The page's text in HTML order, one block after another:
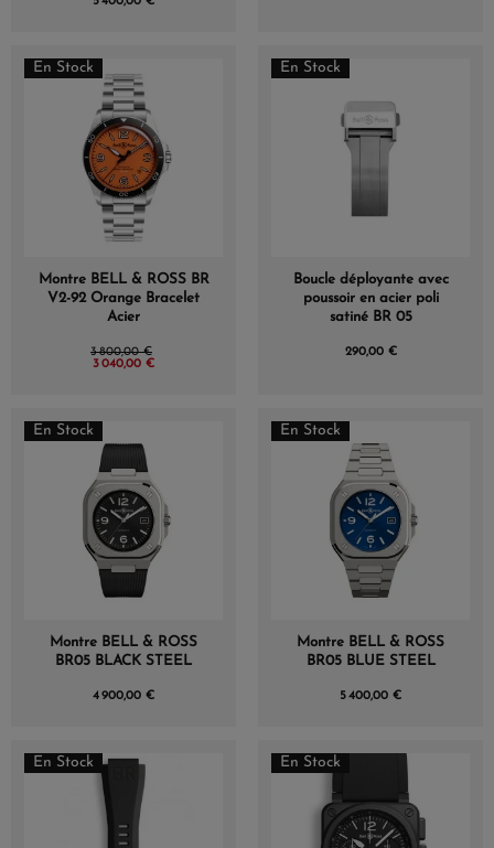
En Stock
Montre BELL & ROSS BR
V2-92 Orange Bracelet
Acier
3 800,00 €
3 040,00 €
En Stock
Boucle déployante avec
poussoir en acier poli
satiné BR 05
290,00 €
En Stock
Montre BELL & ROSS
BR05 BLACK STEEL
4 900,00 €
En Stock
Montre BELL & ROSS
BR05 BLUE STEEL
5 400,00 €
En Stock En Stock